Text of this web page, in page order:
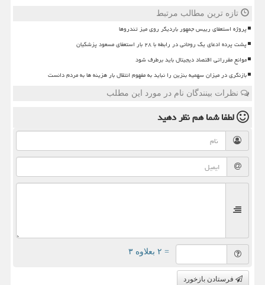
تازه ترین مطالب مرتبط
پروژه استعفای رییس جمهور باردیگر روی میز تندروها
پشت پرده ادعای یک روحانی در رابطه با ۲۸ بار استعفای مسعود پزشکیان
موانع مقرراتی اقتصاد دیجیتال باید برطرف شود
بازنگری در میزان سهمیه بنزین را نباید به مفهوم انتقال بار هزینه ها به مردم دانست
نظرات بینندگان نام در مورد این مطلب
لطفا شما همنظر دهید
= ۲ بعلاوه ۳
فرستادن بازخورد